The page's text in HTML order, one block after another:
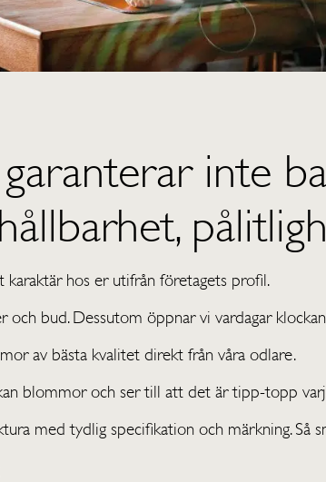
inte
karaktär hos er utifrån företagets profil.
och bud. Dessutom öppnar vi vardagar
av bästa kvalitet direkt från våra odlare.
blommor och ser till att det är tipp-topp
med tydlig specifikation och märkning. Så